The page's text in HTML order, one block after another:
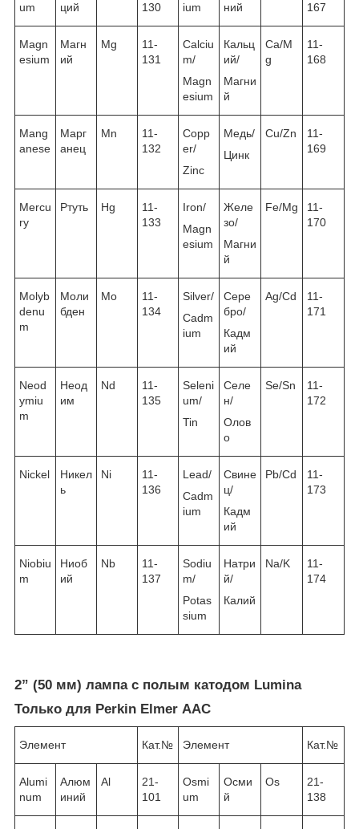
um
ций
130
ium
ний
167
Magn
esium
Магн
ий
Mg
11-
131
Calciu
m/
Magn
esium
Кальц
ий/
Магни
й
Ca/M
g
11-
168
Mang
anese
Марг
анец
Mn
11-
132
Copp
er/
Zinc
Медь/
Цинк
Cu/Zn
11-
169
Mercu
ry
Ртуть Hg
11-
133
Iron/
Magn
esium
Желе
зо/
Магни
й
Fe/Mg
11-
170
Molyb
denu
m
Моли
бден
Mo
11-
134
Silver/
Cadm
ium
Сере
бро/
Кадм
ий
Ag/Cd
11-
171
Neod
ymiu
m
Неод
им
Nd
11-
135
Seleni
um/
Tin
Селе
н/
Олов
о
Se/Sn
11-
172
Nickel
Никел
ь
Ni
11-
136
Lead/
Cadm
ium
Свине
ц/
Кадм
ий
Pb/Cd
11-
173
Niobiu
m
Ниоб
ий
Nb
11-
137
Sodiu
m/
Potas
sium
Натри
й/
Калий
Na/K
11-
174
2” (50 мм) лампа с полым катодом Lumina
Только для Perkin Elmer ААС
Элемент Кат.№ Элемент Кат.№
Alumi
num
Алюм
иний
Al
21-
101
Osmi
um
Осми
й
Os
21-
138